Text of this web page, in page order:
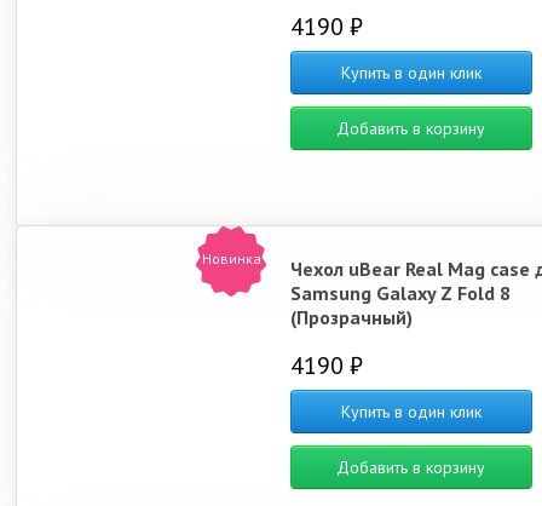
4190 ₽
Купить в один клик
Добавить в корзину
Новинка
Чехол uBear Real Mag case
Samsung Galaxy Z Fold 8
(Прозрачный)
4190 ₽
Купить в один клик
Добавить в корзину